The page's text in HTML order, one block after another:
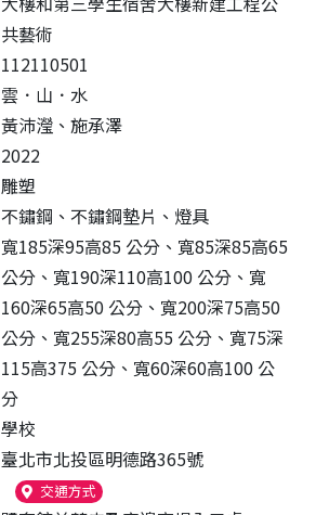
共藝術
112110501
雲．山．水
黃沛瀅、施承澤
2022
雕塑
不鏽鋼、不鏽鋼墊片、燈具
寬185深95高85 公分、寬85深85高65
公分、寬190深110高100 公分、寬
160深65高50 公分、寬200深75高50
公分、寬255深80高55 公分、寬75深
115高375 公分、寬60深60高100 公
分
學校
臺北市北投區明德路365號
交通方式（另開新視窗）